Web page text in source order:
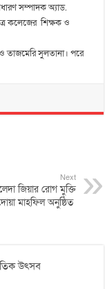
সম্পাদক অ্যাড.
কলেজের শিক্ষক ও
তাজমেরি সুলতানা। পরে
Next
জিয়ার রোগ মুক্তি
মাহফিল অনুষ্ঠিত
উৎসব